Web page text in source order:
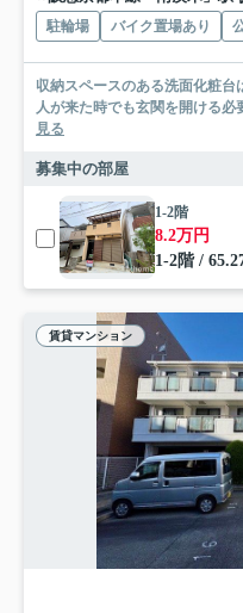
駐輪場 バイク置場あり
収納スペースのある洗面化粧
人が来た時でも玄関を開ける
見る
募集中の部屋
1-2階
8.2万円
1-2階 /
賃貸マンション